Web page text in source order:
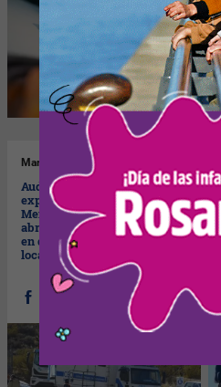
Mar 05/08/2025
Audiencia Pública por la
explotación de cobre en
Mendoza: voces
abrumadoramente favorables
en defensa del desarrollo
local